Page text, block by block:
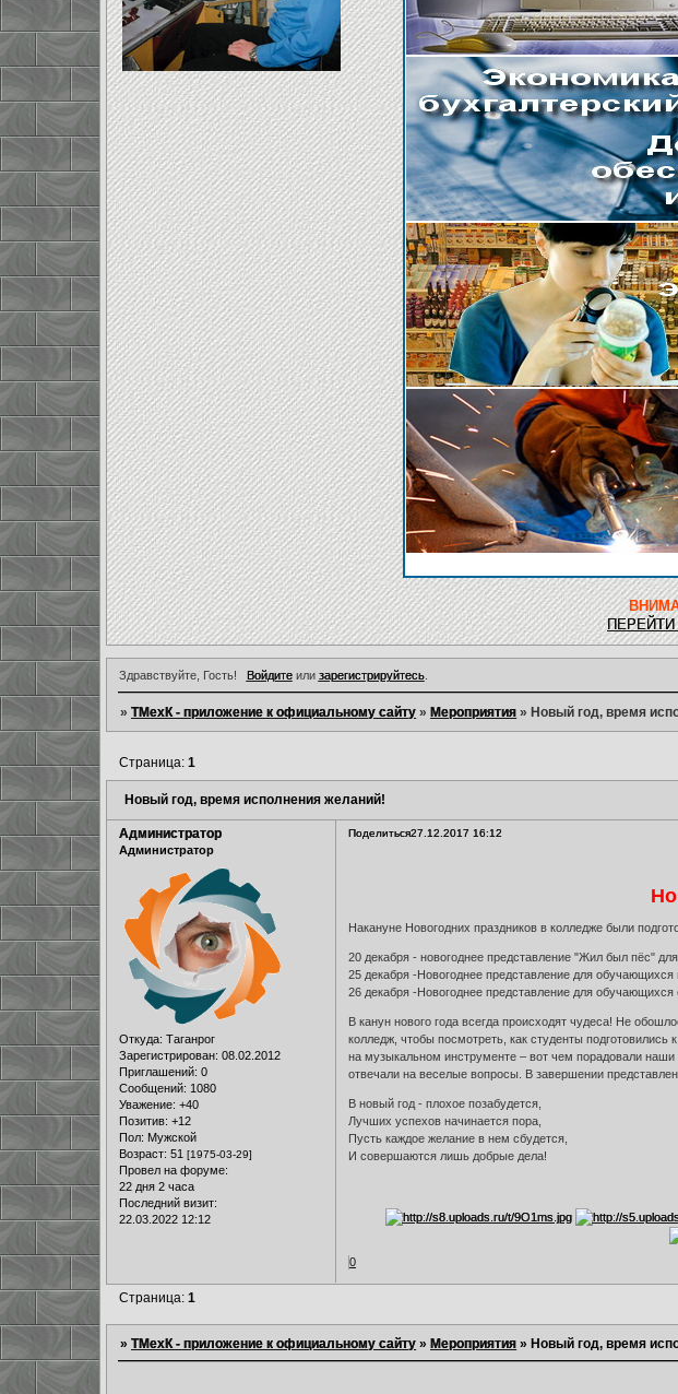
ВНИМАНИЕ !
Здравствуйте, Гость! Войдитеили зарегистрируйтесь.
»ТМехК - приложение к официальному сайту » Мероприятия » Новый год, время
Новый год, время исполнения желаний!
Страница:1
Поделиться27.12.2017 16:12
Администратор
Администратор
Откуда: Таганрог
Зарегистрирован: 08.02.2012
Приглашений: 0
Сообщений: 1080
Уважение: +40
Позитив: +12
Пол: Мужской
Возраст: 51 [1975-03-29]
Провел на форуме:
22 дня 2 часа
Последний визит:
22.03.2022 12:12
Накануне Новогодних праздников в колледже были
20 декабря - новогоднее представление "Жил был пёс"
25 декабря -Новогоднее представление для обучающихся
26 декабря -Новогоднее представление для обучающихся
В канун нового года всегда происходят чудеса! Не
колледж, чтобы посмотреть, как студенты
на музыкальном инструменте – вот чем порадовали
отвечали на веселые вопросы. В завершении
В новый год - плохое позабудется,
Лучших успехов начинается пора,
Пусть каждое желание в нем сбудется,
И совершаются лишь добрые дела!
0
Страница:1
»ТМехК - приложение к официальному сайту »Мероприятия »Новый год, время